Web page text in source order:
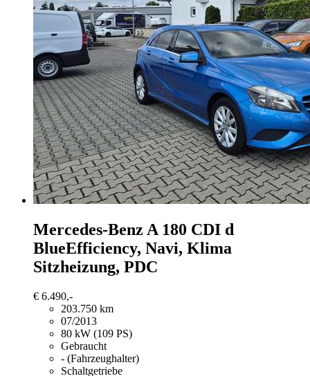
Mercedes-Benz A 180 CDI d
BlueEfficiency, Navi, Klima
Sitzheizung, PDC
€ 6.490,-
203.750 km
07/2013
80 kW (109 PS)
Gebraucht
- (Fahrzeughalter)
Schaltgetriebe